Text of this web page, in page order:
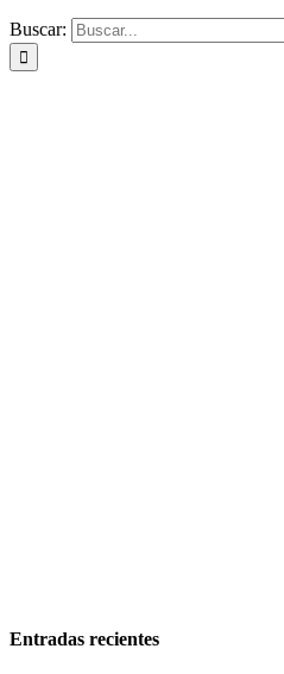
Buscar:
Entradas recientes